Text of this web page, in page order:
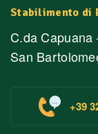
Stabilimento di
C.da
San
+39